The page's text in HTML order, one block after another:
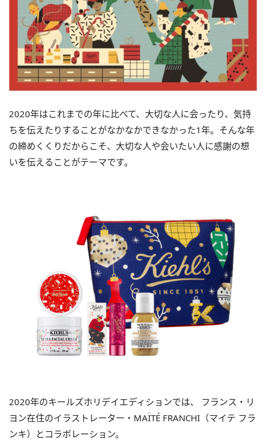
2020年はこれまでの年に比べて、大切な人に会ったり、気持
ちを伝えたりすることがなかなかできなかった1年。そんな年
の締めくくりだからこそ、大切な人や会いたい人に感謝の想
いを伝えることがテーマです。
2020年のキールズホリデイエディションでは、 フランス・リ
ヨン在住のイラストレーター・ MAÏTÉ FRANCHI（マイテ フラ
ンキ）とコラボレーション。